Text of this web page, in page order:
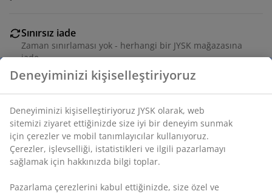
Sınırsız iade
Zaman sınırlaması yok - herhangi bir JYSK mağazasına
iade
Fiyat garantisi
Esnek teslimat seçenekleri
Seçtiğiniz hızlı ve kolay teslimat
SKU: 3670412
Montaj talimatları
Deneyiminizi kişiselleştiriyoruz
Deneyiminizi kişiselleştiriyoruz JYSK olarak, web
sitemizi ziyaret ettiğinizde size iyi bir deneyim sunmak
için çerezler ve mobil tanımlayıcılar kullanıyoruz.
Çerezler, işlevselliği, istatistikleri ve ilgili pazarlamayı
sağlamak için hakkınızda bilgi toplar.
Pazarlama çerezlerini kabul ettiğinizde, size özel ve